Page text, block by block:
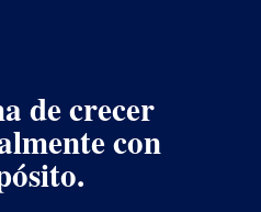
de crecer
con